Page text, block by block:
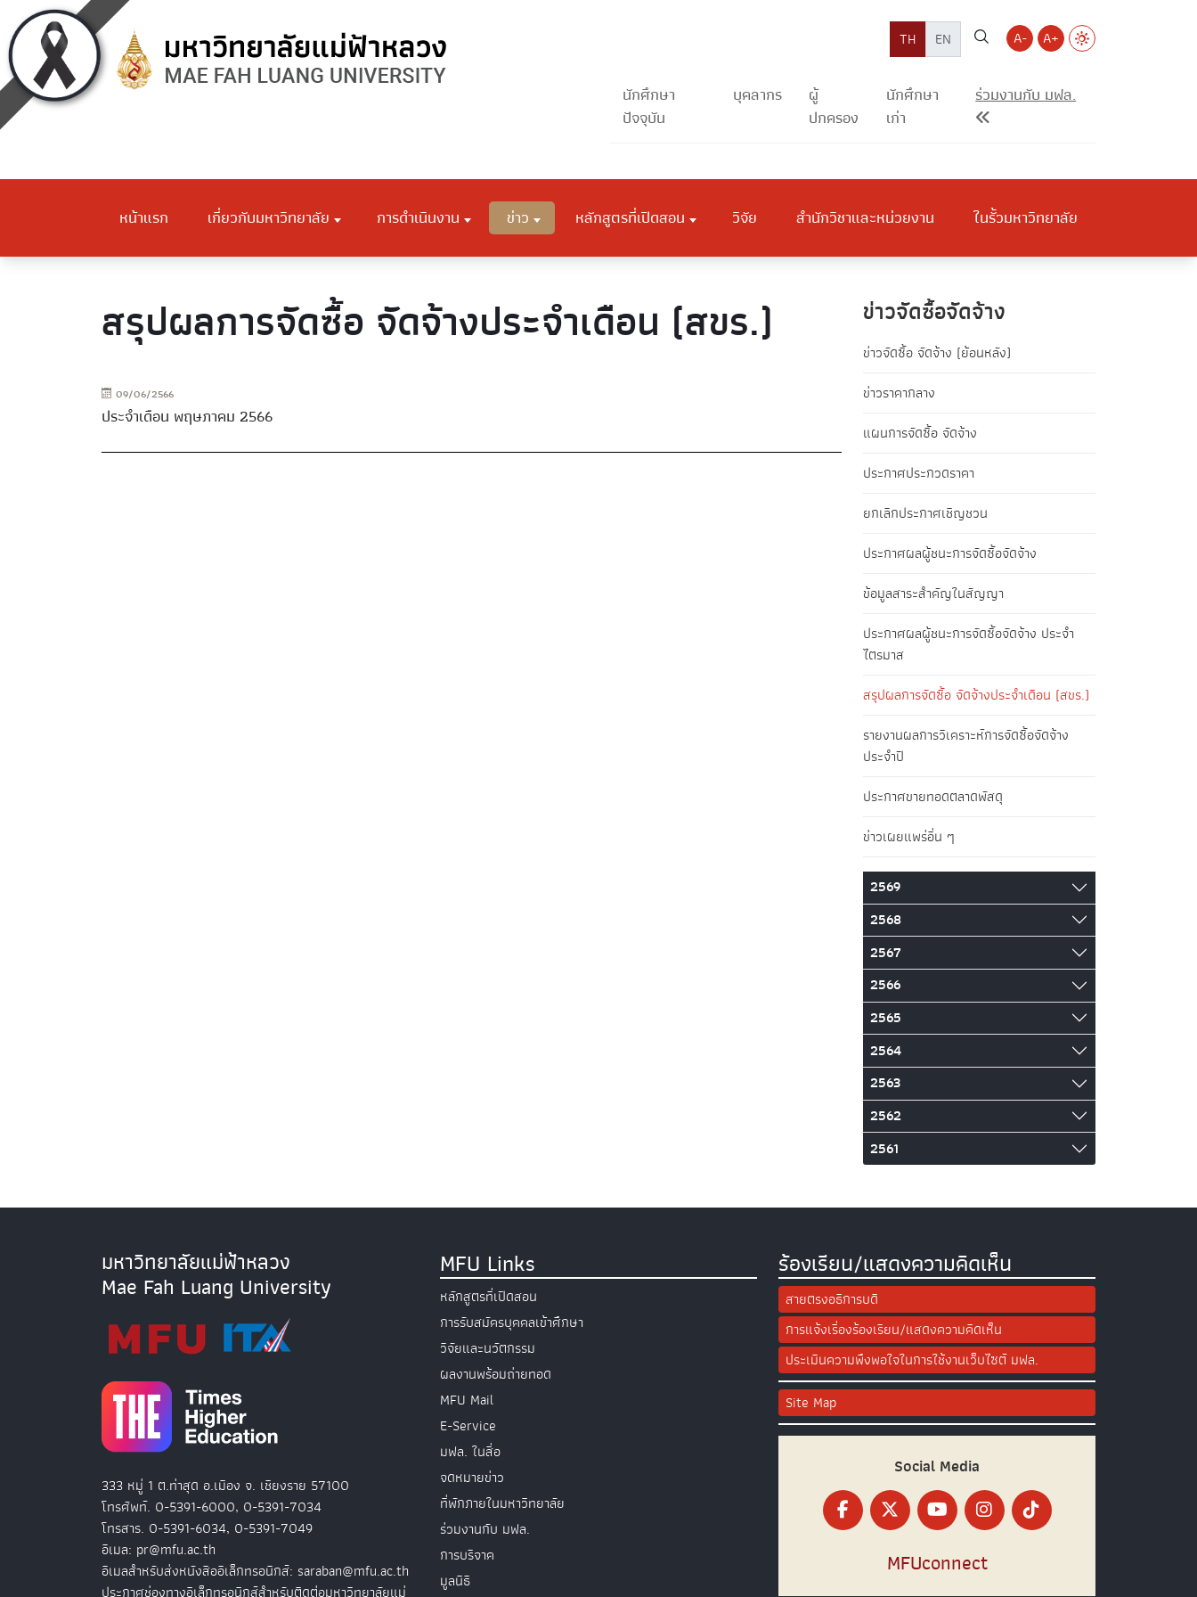
TH EN A- A+
นักศึกษา
ปัจจุบัน
บุคลากร
ผู้
ปกครอง
นักศึกษา
เก่า
ร่วมงานกับ มฟล.
หน้าแรก เกี่ยวกับมหาวิทยาลัย การดำเนินงาน ข่าว หลักสูตรที่เปิดสอน วิจัย สำนักวิชาและหน่วยงาน ในรั้วมหาวิทยาลัย
สรุปผลการจัดซื้อ จัดจ้างประจำเดือน (สขร.)
09/06/2566
ประจำเดือน พฤษภาคม 2566
ข่าวจัดซื้อจัดจ้าง
ข่าวจัดซื้อ จัดจ้าง (ย้อนหลัง)
ข่าวราคากลาง
แผนการจัดซื้อ จัดจ้าง
ประกาศประกวดราคา
ยกเลิกประกาศเชิญชวน
ประกาศผลผู้ชนะการจัดซื้อจัดจ้าง
ข้อมูลสาระสำคัญในสัญญา
ประกาศผลผู้ชนะการจัดซื้อจัดจ้าง ประจำ
ไตรมาส
สรุปผลการจัดซื้อ จัดจ้างประจำเดือน (สขร.)
รายงานผลการวิเคราะห์การจัดซื้อจัดจ้าง
ประจำปี
ประกาศขายทอดตลาดพัสดุ
ข่าวเผยแพร่อื่น ๆ
2569
2568
2567
2566
2565
2564
2563
2562
2561
มหาวิทยาลัยแม่ฟ้าหลวง
Mae Fah Luang University
333 หมู่ 1 ต.ท่าสุด อ.เมือง จ. เชียงราย 57100
โทรศัพท์. 0-5391-6000, 0-5391-7034
โทรสาร. 0-5391-6034, 0-5391-7049
อีเมล: pr@mfu.ac.th
อีเมลสำหรับส่งหนังสืออิเล็กทรอนิกส์: saraban@mfu.ac.th
ประกาศช่องทางอิเล็กทรอนิกส์สำหรับติดต่อมหาวิทยาลัยแม่
MFU Links
หลักสูตรที่เปิดสอน
การรับสมัครบุคคลเข้าศึกษา
วิจัยและนวัตกรรม
ผลงานพร้อมถ่ายทอด
MFU Mail
E-Service
มฟล. ในสื่อ
จดหมายข่าว
ที่พักภายในมหาวิทยาลัย
ร่วมงานกับ มฟล.
การบริจาค
มูลนิธิ
ร้องเรียน/แสดงความคิดเห็น
สายตรงอธิการบดี
การแจ้งเรื่องร้องเรียน/แสดงความคิดเห็น
ประเมินความพึงพอใจในการใช้งานเว็บไซต์ มฟล.
Site Map
Social Media
MFUconnect